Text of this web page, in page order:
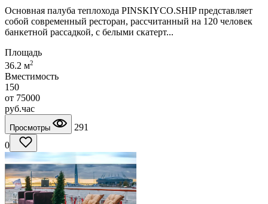
Основная палуба теплохода PINSKIYCO.SHIP представляет
собой современный ресторан, рассчитанный на 120 человек
банкетной рассадкой, с белыми скатерт...
Площадь
36.2 м2
Вместимость
150
от 75000
руб.час
Просмотры
291
0